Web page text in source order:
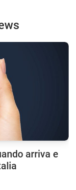
arriva e